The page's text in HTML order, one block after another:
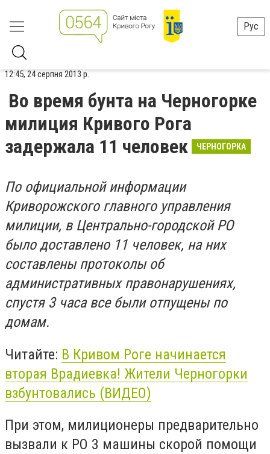
Рус
12:45, 24 серпня 2013 р.
Во время бунта на Черногорке
милиция Кривого Рога
задержала 11 человек
ЧЕРНОГОРКА
По официальной информации
Криворожского главного управления
милиции, в Центрально-городской РО
было доставлено 11 человек, на них
составлены протоколы об
административных правонарушениях,
спустя 3 часа все были отпущены по
домам.
Читайте: В Кривом Роге начинается
вторая Врадиевка! Жители Черногорки
взбунтовались (ВИДЕО)
При этом, милиционеры предварительно
вызвали к РО 3 машины скорой помощи